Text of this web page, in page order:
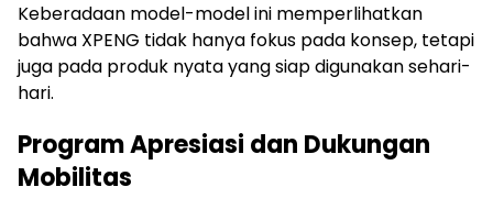
Keberadaan model-model ini memperlihatkan
bahwa XPENG tidak hanya fokus pada konsep, tetapi
juga pada produk nyata yang siap digunakan sehari-
hari.
Program Apresiasi dan Dukungan
Mobilitas